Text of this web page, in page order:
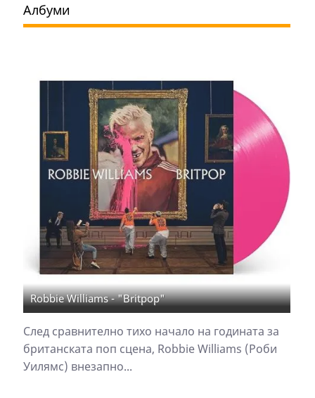
Албуми
Robbie Williams - "Britpop"
След сравнително тихо начало на годината за
британската поп сцена, Robbie Williams (Роби
Уилямс) внезапно...